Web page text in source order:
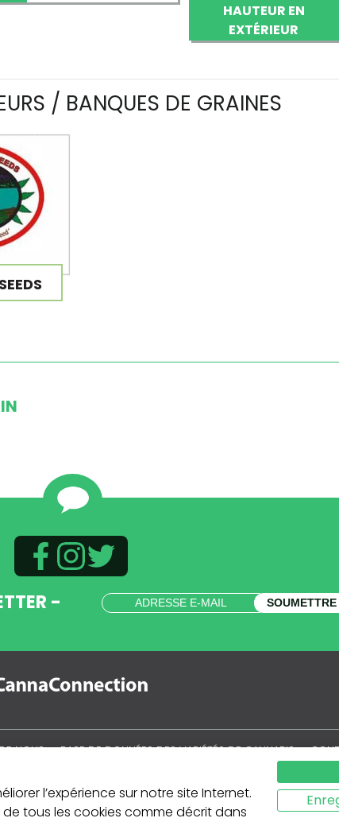
HAUTEUR EN
EXTÉRIEUR
/ BANQUES DE GRAINES
- SOUMETTRE
NOUS
BASE DE DONNÉES DES VARIÉTÉS DE CANNABIS
l’expérience sur notre site Internet.
tous les cookies comme décrit dans